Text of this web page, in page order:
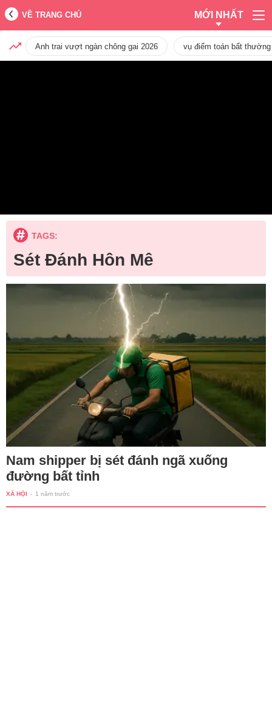
VỀ TRANG CHỦ MỚI NHẤT
Anh trai vượt ngàn chông gai 2026 vụ điểm toán bất
TAGS:
Sét Đánh Hôn Mê
Nam shipper bị sét đánh ngã xuống
đường bất tỉnh
XÃ HỘI - 1 năm trước